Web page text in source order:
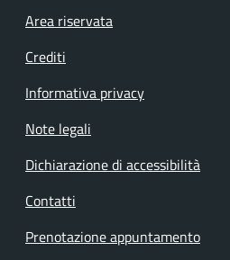
Footer menu
Area riservata
Crediti
Informativa privacy
Note legali
Dichiarazione di accessibilità
Contatti
Prenotazione appuntamento